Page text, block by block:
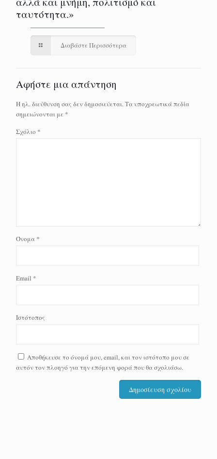
ταυτότητα.»
Διαβάστε Περισσότερα
Αφήστε μια απάντηση
Η ηλ. διεύθυνση σας δεν δημοσιεύεται.Τα υποχρεωτικά πεδία
σημειώνονται με *
Σχόλιο *
Όνομα *
Email *
Ιστότοπος
Αποθήκευσε το όνομά μου, email, και τον ιστότοπο μου σε
αυτόν τον πλοηγό για την επόμενη φορά που θα σχολιάσω.